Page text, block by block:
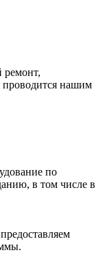
ремонт,
проводится нашим
по
в том числе в